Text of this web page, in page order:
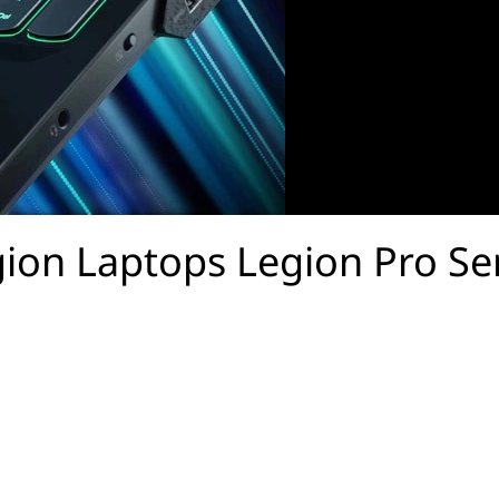
Laptops Legion Pro